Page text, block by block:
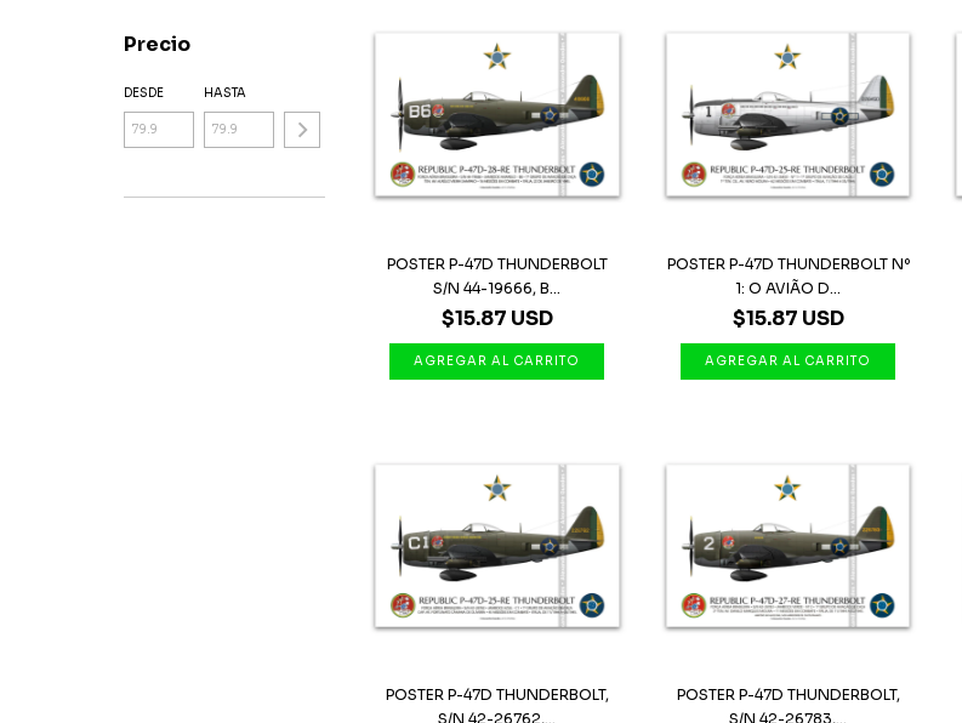
Precio
DESDE HASTA
POSTER P-47D THUNDERBOLT
S/N 44-19666, B...
$15.87 USD
POSTER P-47D THUNDERBOLT Nº
1: O AVIÃO D...
$15.87 USD
POSTER P-47D THUNDERBOLT,
S/N 42-26762,...
POSTER P-47D THUNDERBOLT,
S/N 42-26783,...